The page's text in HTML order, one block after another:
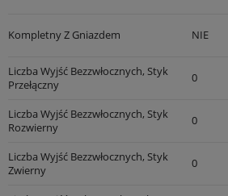
Kompletny Z Gniazdem NIE
Liczba Wyjść Bezzwłocznych, Styk
Przełączny
0
Liczba Wyjść Bezzwłocznych, Styk
Rozwierny
0
Liczba Wyjść Bezzwłocznych, Styk
Zwierny
0